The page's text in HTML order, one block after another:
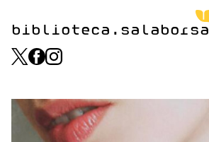
biblioteca.salaborsa